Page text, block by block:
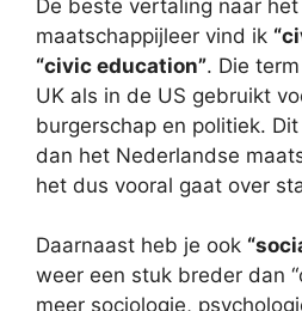
De beste vertaling naar
maatschappijleer vind ik
“civic education”. Die
UK als in de US gebruikt
burgerschap en politiek.
dan het Nederlandse
het dus vooral gaat over
Daarnaast heb je ook
weer een stuk breder dan
meer sociologie,